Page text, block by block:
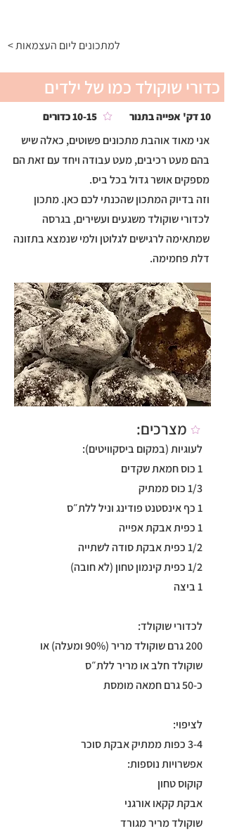
< למתכונים ליום העצמאות
כדורי שוקולד כמו של ילדים
10 דק' אפייה בתנור 10-15 כדורים
אני מאוד אוהבת מתכונים פשוטים, כאלה שיש
בהם מעט רכיבים, מעט עבודה ויחד עם זאת הם
מספקים אושר גדול בכל ביס.
וזה בדיוק המתכון שהכנתי לכם כאן. מתכון
לכדורי שוקולד משגעים ועשירים, בגרסה
שמתאימה לרגישים לגלוטן ולמי שנמצא בתזונה
דלת פחמימה.
מצרכים:
לעוגיות (במקום ביסקוויטים):
1 כוס חמאת שקדים
1/3 כוס ממתיק
1 כף אינסטנט פודינג וניל ללת״ס
1 כפית אבקת אפייה
1/2 כפית אבקת סודה לשתייה
1/2 כפית קינמון טחון (לא חובה)
1 ביצה
לכדורי שוקולד:
200 גרם שוקולד מריר (90% ומעלה) או
שוקולד חלב או מריר ללת״ס
כ-50 גרם חמאה מומסת
לציפוי:
3-4 כפות ממתיק אבקת סוכר
אפשרויות נוספות:
קוקוס טחון
אבקת קקאו אורגני
שוקולד מריר מגורד